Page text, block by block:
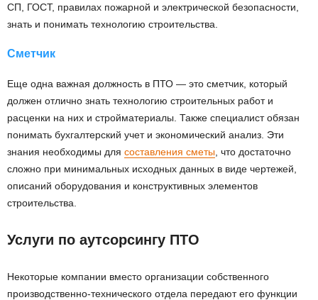
СП, ГОСТ, правилах пожарной и электрической безопасности,
знать и понимать технологию строительства.
Сметчик
Еще одна важная должность в ПТО — это сметчик, который
должен отлично знать технологию строительных работ и
расценки на них и стройматериалы. Также специалист обязан
понимать бухгалтерский учет и экономический анализ. Эти
знания необходимы для составления сметы , что достаточно
сложно при минимальных исходных данных в виде чертежей,
описаний оборудования и конструктивных элементов
строительства.
Услуги по аутсорсингу ПТО
Некоторые компании вместо организации собственного
производственно-технического отдела передают его функции